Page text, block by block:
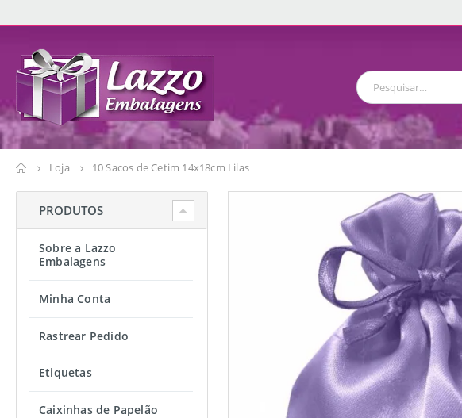
Loja 10 Sacos de Cetim 14x18cm Lilas
PRODUTOS
Sobre a Lazzo
Embalagens
Minha Conta
Rastrear Pedido
Etiquetas
Caixinhas de Papelão